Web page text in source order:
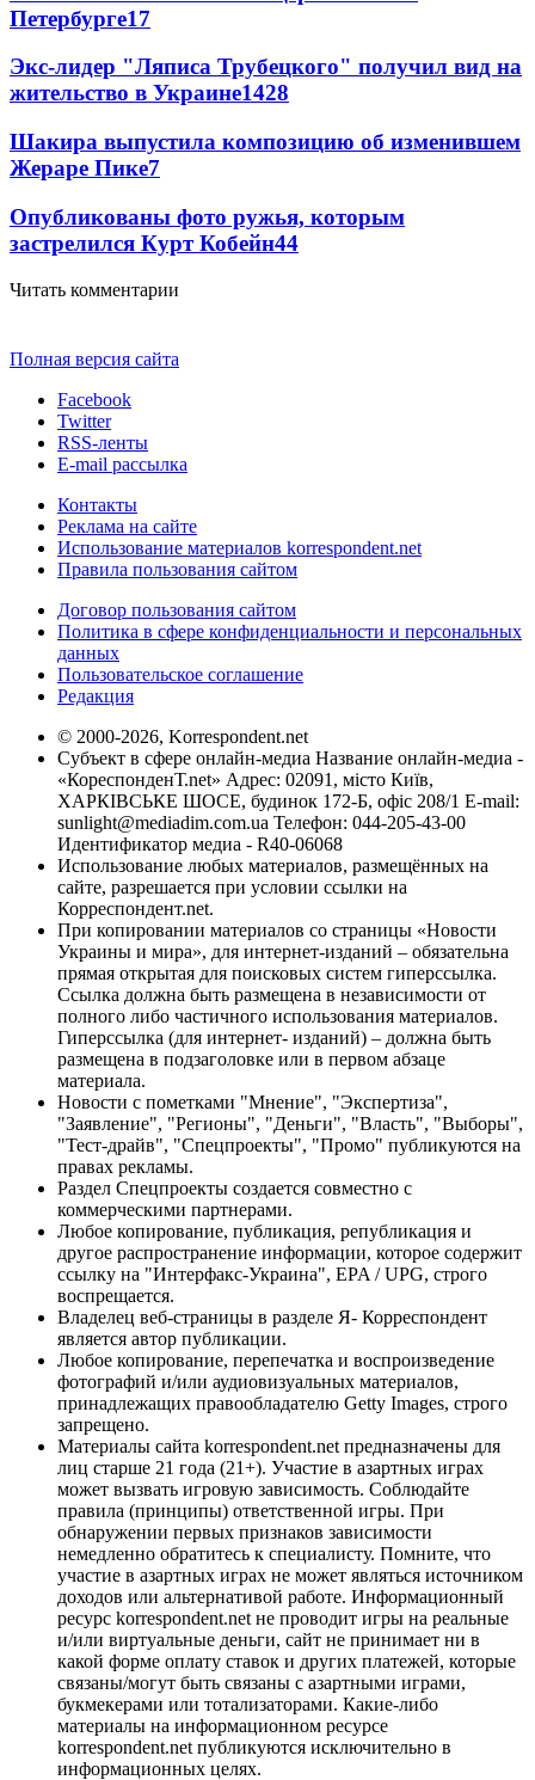
Петербурге17
Экс-лидер "Ляписа Трубецкого" получил вид на
жительство в Украине1428
Шакира выпустила композицию об изменившем
Жераре Пике7
Опубликованы фото ружья, которым
застрелился Курт Кобейн44
Читать комментарии
Полная версия сайта
Facebook
Twitter
RSS-ленты
E-mail рассылка
Контакты
Реклама на сайте
Использование материалов korrespondent.net
Правила пользования сайтом
Договор пользования сайтом
Политика в сфере конфиденциальности и персональных
данных
Пользовательское соглашение
Редакция
© 2000-2026, Korrespondent.net
Субъект в сфере онлайн-медиа Название онлайн-медиа -
«КореспонденТ.net» Адрес: 02091, місто Київ,
ХАРКІВСЬКЕ ШОСЕ, будинок 172-Б, офіс 208/1 E-mail:
sunlight@mediadim.com.ua Телефон: 044-205-43-00
Идентификатор медиа - R40-06068
Использование любых материалов, размещённых на
сайте, разрешается при условии ссылки на
Корреспондент.net.
При копировании материалов со страницы «Новости
Украины и мира», для интернет-изданий – обязательна
прямая открытая для поисковых систем гиперссылка.
Ссылка должна быть размещена в независимости от
полного либо частичного использования материалов.
Гиперссылка (для интернет- изданий) – должна быть
размещена в подзаголовке или в первом абзаце
материала.
Новости с пометками "Мнение", "Экспертиза",
"Заявление", "Регионы", "Деньги", "Власть", "Выборы",
"Тест-драйв", "Спецпроекты", "Промо" публикуются на
правах рекламы.
Раздел Спецпроекты создается совместно с
коммерческими партнерами.
Любое копирование, публикация, републикация и
другое распространение информации, которое содержит
ссылку на "Интерфакс-Украина", EPA / UPG, строго
воспрещается.
Владелец веб-страницы в разделе Я- Корреспондент
является автор публикации.
Любое копирование, перепечатка и воспроизведение
фотографий и/или аудиовизуальных материалов,
принадлежащих правообладателю Getty Images, строго
запрещено.
Материалы сайта korrespondent.net предназначены для
лиц старше 21 года (21+). Участие в азартных играх
может вызвать игровую зависимость. Соблюдайте
правила (принципы) ответственной игры. При
обнаружении первых признаков зависимости
немедленно обратитесь к специалисту. Помните, что
участие в азартных играх не может являться источником
доходов или альтернативой работе. Информационный
ресурс korrespondent.net не проводит игры на реальные
и/или виртуальные деньги, сайт не принимает ни в
какой форме оплату ставок и других платежей, которые
связаны/могут быть связаны с азартными играми,
букмекерами или тотализаторами. Какие-либо
материалы на информационном ресурсе
korrespondent.net публикуются исключительно в
информационных целях.